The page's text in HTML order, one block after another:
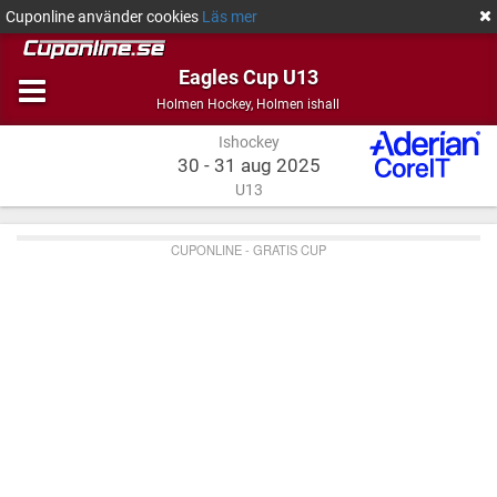
Cuponline använder cookies Läs mer
Eagles Cup U13
Holmen Hockey, Ishockey
Holmen ishall
ishall
Ishockey
30 - 31 aug 2025
U13
CUPONLINE - GRATIS CUP